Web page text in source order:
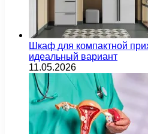
Шкаф для компактной
идеальный вариант
11.05.2026